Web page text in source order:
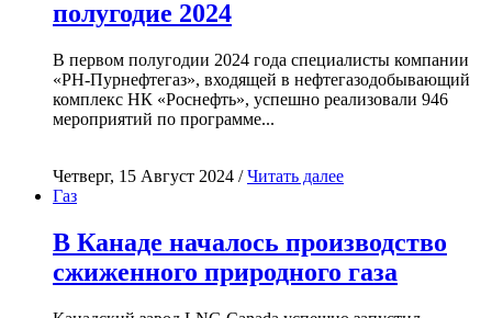
полугодие 2024
В первом полугодии 2024 года специалисты компании
«РН-Пурнефтегаз», входящей в нефтегазодобывающий
комплекс НК «Роснефть», успешно реализовали 946
мероприятий по программе...
Четверг, 15 Август 2024 /Читать далее
Газ
В Канаде началось производство
сжиженного природного газа